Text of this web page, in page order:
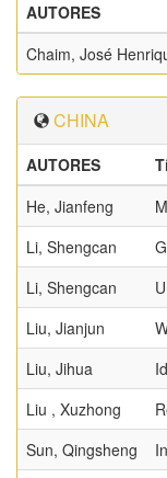
AUTORES
Chaim, José
CHINA
AUTORES
He, Jianfeng
Li, Shengcan
Li, Shengcan
Liu, Jianjun
Liu, Jihua
Liu , Xuzhong
Sun, Qingsheng